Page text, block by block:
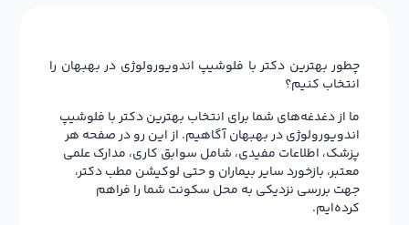
چطور بهترین دکتر با فلوشیپ اندویورولوژی در بهبهان را
انتخاب کنیم؟
ما از دغدغه‌های شما برای انتخاب بهترین دکتر با فلوشیپ
اندویورولوژی در بهبهان آگاهیم. از این رو در صفحه هر
پزشک، اطلاعات مفیدی، شامل سوابق کاری، مدارک علمی
معتبر، بازخورد سایر بیماران و حتی لوکیشن مطب دکتر،
جهت بررسی نزدیکی به محل سکونت شما را فراهم
کرده‌ایم.